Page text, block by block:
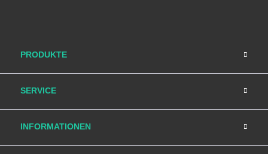
PRODUKTE
SERVICE
INFORMATIONEN